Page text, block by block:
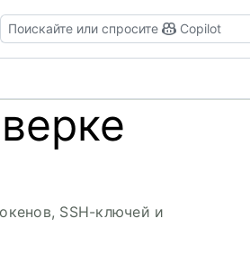
Поискайте или спросите Copilot
SSH-ключей и